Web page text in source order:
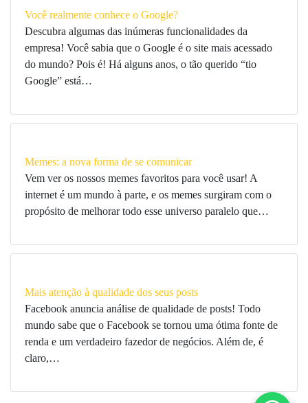
Você realmente conhece o Google?
Descubra algumas das inúmeras funcionalidades da
empresa! Você sabia que o Google é o site mais acessado
do mundo? Pois é! Há alguns anos, o tão querido “tio
Google” está…
Memes: a nova forma de se comunicar
Vem ver os nossos memes favoritos para você usar! A
internet é um mundo à parte, e os memes surgiram com o
propósito de melhorar todo esse universo paralelo que…
Mais atenção à qualidade dos seus posts
Facebook anuncia análise de qualidade de posts! Todo
mundo sabe que o Facebook se tornou uma ótima fonte de
renda e um verdadeiro fazedor de negócios. Além de, é
claro,…